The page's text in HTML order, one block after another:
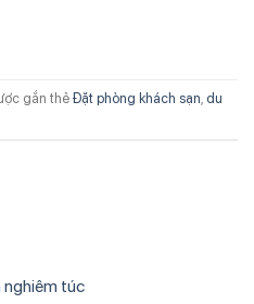
gắn thẻ Đặt phòng khách sạn du
nghiêm túc